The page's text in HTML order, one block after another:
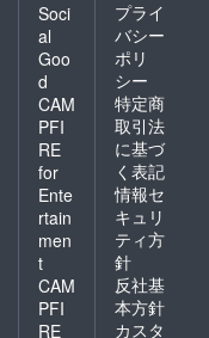
Soci
al
Goo
d
CAM
PFI
RE
for
Ente
rtain
men
t
CAM
PFI
RE
プライ
バシー
ポリ
シー
特定商
取引法
に基づ
く表記
情報セ
キュリ
ティ方
針
反社基
本方針
カスタ